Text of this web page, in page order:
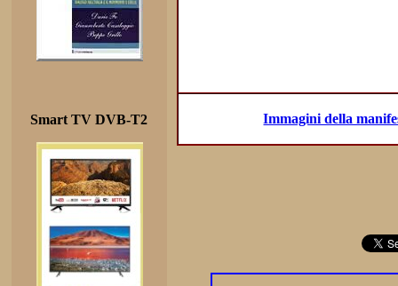
Immagini della
Smart TV DVB-T2